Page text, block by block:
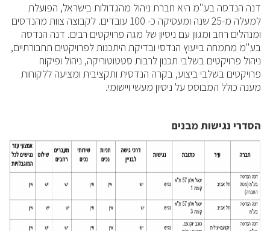
דנה הנדסה בע"מ היא חברת ניהול מהגדולות בישראל, הפועלת
למעלה מ-25 שנה ומעסיקה כ- 100 עובדים. לקבוצה צוות מהנדסים
ומנהלים רחב ומגוון עם ניסיון של מגה פרויקטים רבים. דנה הנדסה
בע"מ מתמחה בייעוץ הנדסי ובדיקת היתכנות לפרויקטים תחבורתיים,
ניהול פרויקטים בשלבי תכנון לרבות סטטוטוריקה, ניהול ופיקוח
פרויקטים בשלבי ביצוע, בקרה הנדסית ותקציבית ומציעה ללקוחות
מענה כולל המבוסס על ניסיון מעשי ויישומי.
הסדרי נגישותמבנים